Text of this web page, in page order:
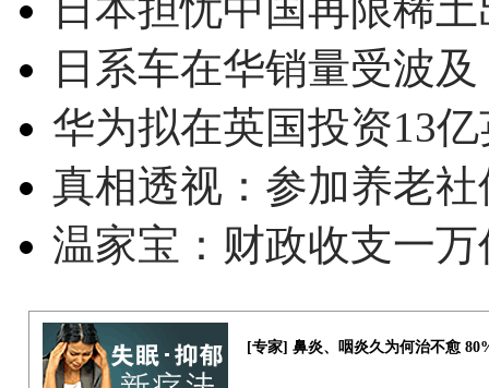
日本担忧中国再限稀
日系车在华销量受波
华为拟在英国投资13
真相透视：参加养老
温家宝：财政收支一
[专家] 鼻炎、咽炎久为何治不愈